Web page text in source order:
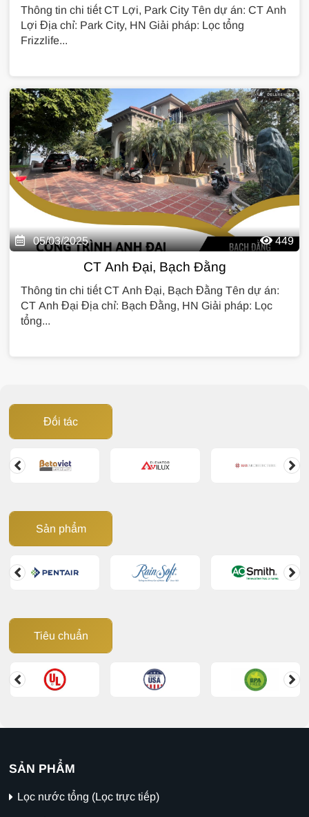
Thông tin chi tiết CT Lợi, Park City Tên dự án: CT Anh
Lợi Địa chỉ: Park City, HN Giải pháp: Lọc tổng
Frizzlife...
05/03/2025 449
CT Anh Đại, Bạch Đằng
Thông tin chi tiết CT Anh Đại, Bạch Đằng Tên dự án:
CT Anh Đại Địa chỉ: Bạch Đằng, HN Giải pháp: Lọc
tổng...
Đối tác
Sản phẩm
Tiêu chuẩn
SẢN PHẨM
Lọc nước tổng (Lọc trực tiếp)